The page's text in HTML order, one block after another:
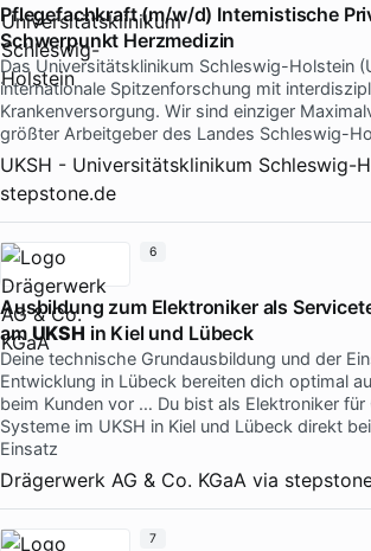
Pflegefachkraft (m/w/d) Internistische
Schwerpunkt Herzmedizin
Das Universitätsklinikum Schleswig-Holstein
internationale Spitzenforschung mit
Krankenversorgung. Wir sind einziger
größter Arbeitgeber des Landes Schleswig-
UKSH - Universitätsklinikum Schleswig-
stepstone.de
Ausbildung zum Elektroniker als
am UKSH in Kiel und Lübeck
Deine technische Grundausbildung und der
Entwicklung in Lübeck bereiten dich optimal
beim Kunden vor … Du bist als Elektroniker für
Systeme im UKSH in Kiel und Lübeck direkt
Einsatz
Drägerwerk AG & Co. KGaA via
6
7